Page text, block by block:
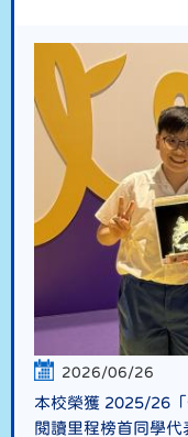
2026/06/26
本校榮獲 2025/26
閱讀里程榜首同學代